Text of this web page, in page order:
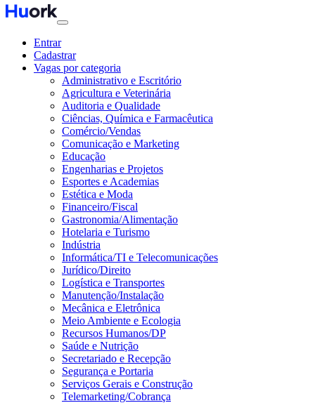
Entrar
Cadastrar
Vagas por categoria
Administrativo e Escritório
Agricultura e Veterinária
Auditoria e Qualidade
Ciências, Química e Farmacêutica
Comércio/Vendas
Comunicação e Marketing
Educação
Engenharias e Projetos
Esportes e Academias
Estética e Moda
Financeiro/Fiscal
Gastronomia/Alimentação
Hotelaria e Turismo
Indústria
Informática/TI e Telecomunicações
Jurídico/Direito
Logística e Transportes
Manutenção/Instalação
Mecânica e Eletrônica
Meio Ambiente e Ecologia
Recursos Humanos/DP
Saúde e Nutrição
Secretariado e Recepção
Segurança e Portaria
Serviços Gerais e Construção
Telemarketing/Cobrança